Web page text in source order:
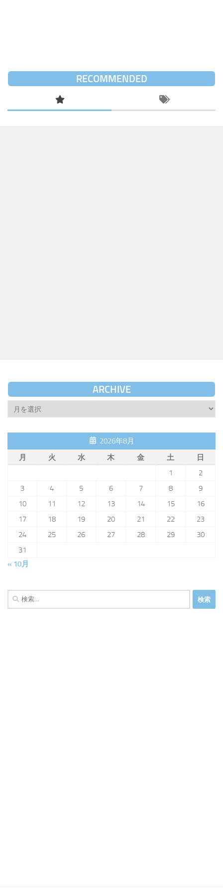
RECOMMENDED
ARCHIVE
Archive
2026年8月
月
火 水 木 金 土
日
1
2
3
4 5 6 7 8
9
10
11 12 13 14 15
16
17
18 19 20 21 22
23
24
25 26 27 28 29
30
31
« 10月
検
索: